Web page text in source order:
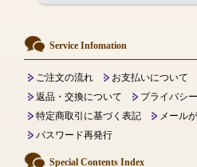
Service Infomation
ご注文の流れ お支払いについて
返品・交換について
プライバシ
特定商取引に基づく表記
メール
パスワード再発行
Special Contents Index